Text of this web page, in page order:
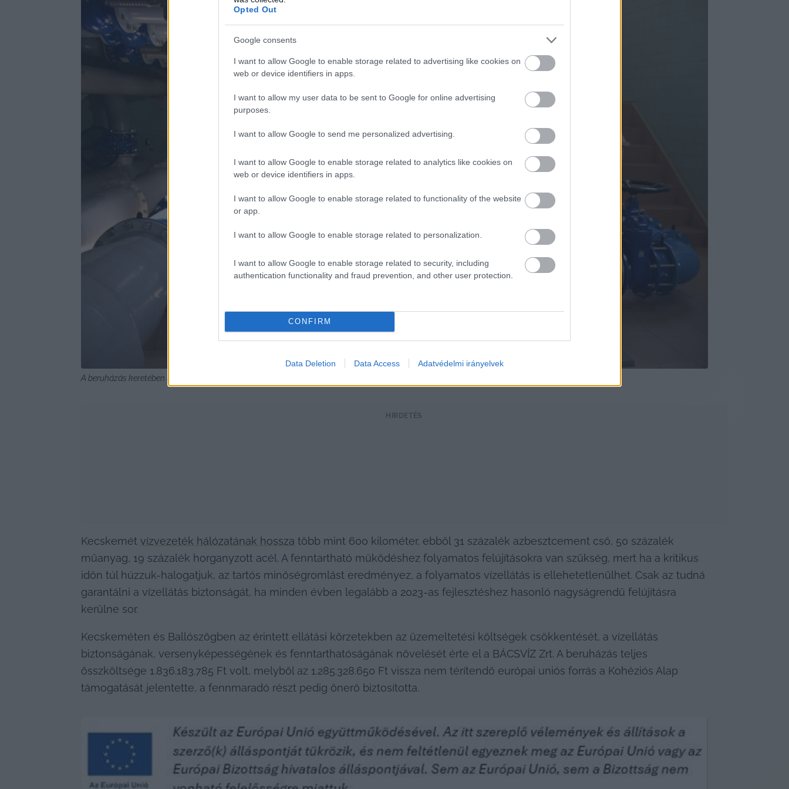
Opted Out
Google consents
I want to allow Google to enable storage related to advertising like cookies on
web or device identifiers in apps.
I want to allow my user data to be sent to Google for online advertising
purposes.
I want to allow Google to send me personalized advertising.
I want to allow Google to enable storage related to analytics like cookies on
web or device identifiers in apps.
I want to allow Google to enable storage related to functionality of the website
or app.
I want to allow Google to enable storage related to personalization.
I want to allow Google to enable storage related to security, including
authentication functionality and fraud prevention, and other user protection.
CONFIRM
Data Deletion Data Access Adatvédelmi irányelvek
A beruházás keretében üzembe helyezett szivattyúk / Fotó: BÁCSVÍZ Zrt.
HIRDETÉS
Kecskemét vízvezeték hálózatának hossza több mint 600 kilométer, ebből 31 százalék azbesztcement cső, 50 százalék
műanyag, 19 százalék horganyzott acél. A fenntartható működéshez folyamatos felújításokra van szükség, mert ha a kritikus
időn túl húzzuk-halogatjuk, az tartós minőségromlást eredményez, a folyamatos vízellátás is ellehetetlenülhet. Csak az tudná
garantálni a vízellátás biztonságát, ha minden évben legalább a 2023-as fejlesztéshez hasonló nagyságrendű felújításra
kerülne sor.
Kecskeméten és Ballószögben az érintett ellátási körzetekben az üzemeltetési költségek csökkentését, a vízellátás
biztonságának, versenyképességének és fenntarthatóságának növelését érte el a BÁCSVÍZ Zrt. A beruházás teljes
összköltsége 1.836.183.785 Ft volt, melyből az 1.285.328.650 Ft vissza nem térítendő európai uniós forrás a Kohéziós Alap
támogatását jelentette, a fennmaradó részt pedig önerő biztosította.